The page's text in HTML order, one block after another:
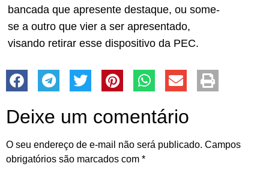
bancada que apresente destaque, ou some-
se a outro que vier a ser apresentado,
visando retirar esse dispositivo da PEC.
Deixe um comentário
O seu endereço de e-mail não será publicado. Campos
obrigatórios são marcados com *